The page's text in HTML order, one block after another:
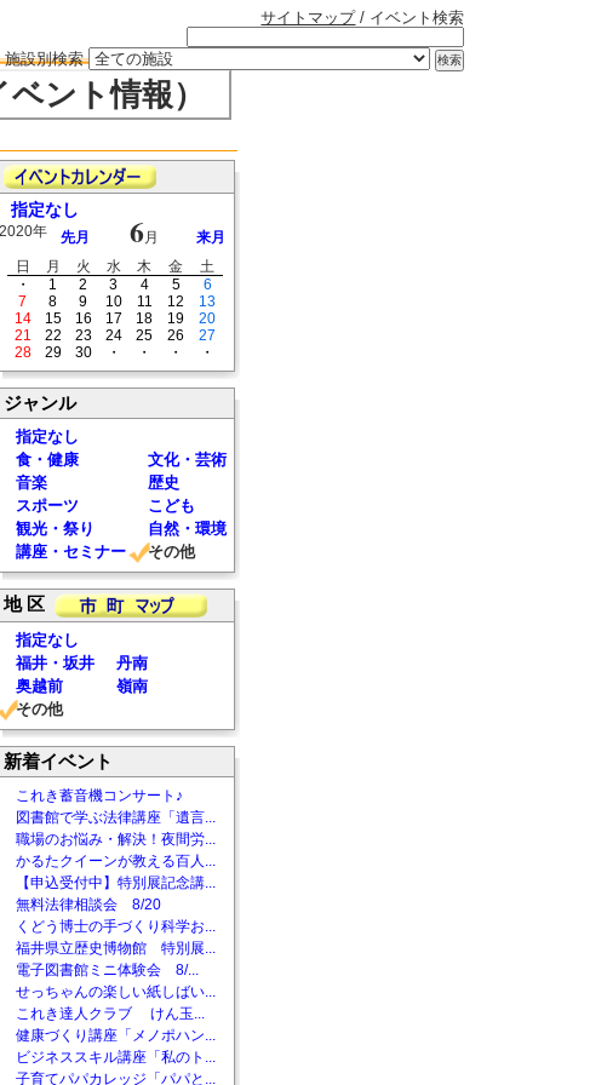
サイトマップ/ イベント検索
施設別検索
ント情報）
指定なし
2020年 先月 6月
来月
日
月 火 水 木 金
土
・
1 2 3 4 5
6
7
8 9 10 11 12
13
14
15 16 17 18 19
20
21
22 23 24 25 26
27
28
29 30 ・ ・ ・ ・
ジャンル
指定なし
食・健康
文化・芸術
音楽
歴史
スポーツ
こども
観光・祭り
自然・環境
講座・セミナー
その他
地 区
指定なし
福井・坂井
丹南
奥越前
嶺南
その他
新着イベント
これき蓄音機コンサート♪
図書館で学ぶ法律講座「遺言...
職場のお悩み・解決！夜間労...
かるたクイーンが教える百人...
【申込受付中】特別展記念講...
無料法律相談会 8/20
くどう博士の手づくり科学お...
福井県立歴史博物館 特別展...
電子図書館ミニ体験会 8/...
せっちゃんの楽しい紙しばい...
これき達人クラブ けん玉...
健康づくり講座「メノポハン...
ビジネススキル講座「私のト...
子育てパパカレッジ「パパと...